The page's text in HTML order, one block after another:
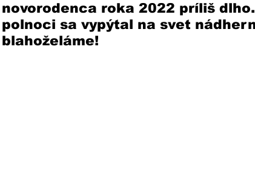
novorodenca roka 2022 príliš
polnoci sa vypýtal na svet
blahoželáme!